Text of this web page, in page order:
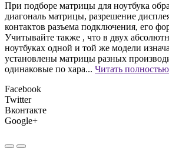
При подборе матрицы для ноутбука
диагональ матрицы, разрешение
контактов разъема подключения, его
Учитывайте также , что в двух
ноутбуках одной и той же модели
установлены матрицы разных
одинаковые по хара... Читать
Facebook
Twitter
Вконтакте
Google+